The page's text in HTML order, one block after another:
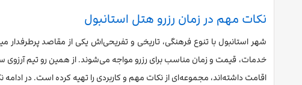
نکات مهم در زمان رزرو هتل استانبول
شهر استانبول با تنوع فرهنگی، تاریخی و تفریحی‌اش یکی از مقاصد
خدمات، قیمت و زمان مناسب برای رزرو مواجه می‌شوند. از همین رو تیم آرزوی
اقامت داشته‌اند، مجموعه‌ای از نکات مهم و کاربردی را تهیه کرده است. در